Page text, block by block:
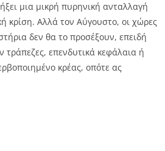
μια μικρή πυρηνική ανταλλαγή
κρίση. Αλλά τον Αύγουστο, οι χώρες
δεν θα το προσέξουν, επειδή
επενδυτικά κεφάλαια ή
κρέας, οπότε ας